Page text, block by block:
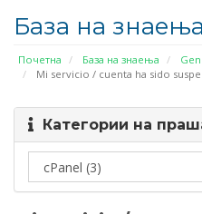
База на знаења
Почетна База на знаења
Mi servicio / cuenta ha sido
Категории на